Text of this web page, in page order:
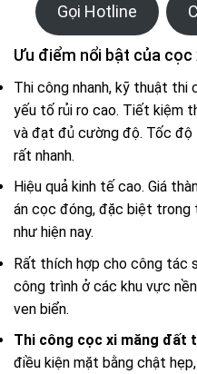
Gọi Hotline
Ưu điểm nổi bật của cọc
Thi công nhanh, kỹ thuật thi
yếu tố rủi ro cao. Tiết kiệm
và đạt đủ cường độ. Tốc độ
rất nhanh.
Hiệu quả kinh tế cao. Giá
án cọc đóng, đặc biệt trong
như hiện nay.
Rất thích hợp cho công tác
công trình ở các khu vực
ven biển.
Thi công cọc xi măng đất
điều kiện mặt bằng chật